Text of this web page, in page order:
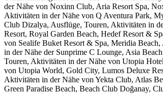
der Nähe von Noxinn Club, Aria Resort Spa,
Aktivitäten in der Nähe von Q Aventura Park,
Club Dizalya, Ausflüge, Touren, Aktivitäten in
Resort, Royal Garden Beach, Hedef Resort &
von Sealife Buket Resort & Spa, Meridia
in der Nähe der Sunprime C Lounge, Asia
Touren, Aktivitäten in der Nähe von Utopia
von Utopia World, Gold City, Lumos Deluxe
Aktivitäten in der Nähe von Yekta Club, Atlas
Green Paradise Beach, Beach Club Doğanay,